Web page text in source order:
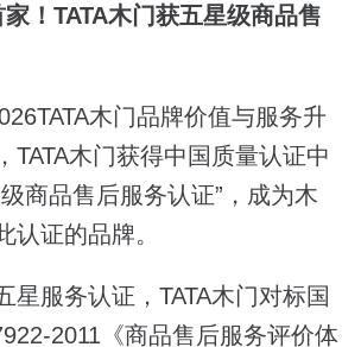
！TATA木门获五星级商品售
木门品牌价值与服务升
TATA木门获得中国质量认证中
商品售后服务认证”，成为木
认证的品牌。
星服务认证，TATA木门对标国
2011《商品售后服务评价体